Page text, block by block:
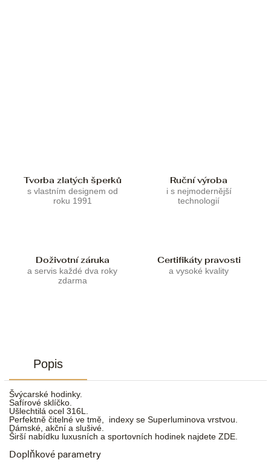
Tvorba zlatých šperků
s vlastním designem od
roku 1991
Ruční výroba
i s nejmodernější
technologií
Doživotní záruka
a servis každé dva roky
zdarma
Certifikáty pravosti
a vysoké kvality
Popis
Švýcarské hodinky.
Safírové sklíčko.
Ušlechtilá ocel 316L.
Perfektně čitelné ve tmě, indexy se Superluminova vrstvou.
Dámské, akční a slušivé.
Širší nabídku luxusních a sportovních hodinek najdete ZDE.
Doplňkové parametry